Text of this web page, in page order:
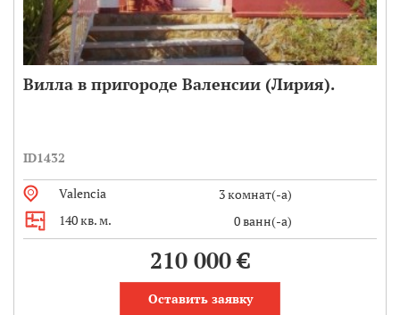
Вилла в пригороде Валенсии (Лирия).
ID1432
Valencia
3 комнат(-а)
140 кв. м.
0 ванн(-а)
210 000 €
Оставить заявку